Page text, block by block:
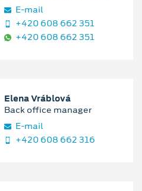
E‑mail
+420 608 662 351
+420 608 662 351
Elena Vráblová
Back office manager
E‑mail
+420 608 662 316